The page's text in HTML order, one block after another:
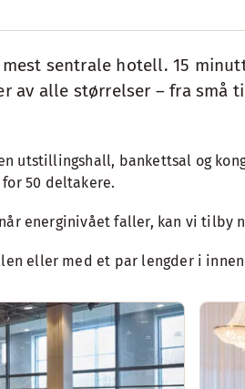
sentrale hotell. 15
av alle størrelser – fra små
utstillingshall, bankettsal og
50 deltakere.
energinivået faller, kan vi tilby
eller med et par lengder i